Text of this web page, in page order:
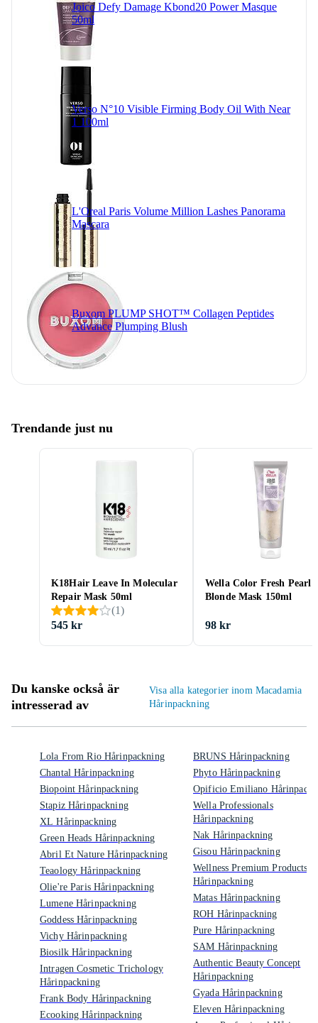
Joico Defy Damage Kbond20 Power Masque
50ml
Verso N°10 Visible Firming Body Oil With Near
1 100ml
L'Oreal Paris Volume Million Lashes Panorama
Mascara
Buxom PLUMP SHOT™ Collagen Peptides
Advance Plumping Blush
Trendande just nu
K18Hair Leave In Molecular
Repair Mask 50ml
(1)
545 kr
Wella Color Fresh Pearl
Blonde Mask 150ml
98 kr
Du kanske också är
intresserad av
Visa alla kategorier inom Macadamia
Hårinpackning
Lola From Rio Hårinpackning
Chantal Hårinpackning
Biopoint Hårinpackning
Stapiz Hårinpackning
XL Hårinpackning
Green Heads Hårinpackning
Abril Et Nature Hårinpackning
Teaology Hårinpackning
Olie're Paris Hårinpackning
Lumene Hårinpackning
Goddess Hårinpackning
Vichy Hårinpackning
Biosilk Hårinpackning
Intragen Cosmetic Trichology
Hårinpackning
Frank Body Hårinpackning
Ecooking Hårinpackning
BRUNS Hårinpackning
Phyto Hårinpackning
Opificio Emiliano
Wella Professionals
Hårinpackning
Nak Hårinpackning
Gisou Hårinpackning
Wellness Premium Products
Hårinpackning
Matas Hårinpackning
ROH Hårinpackning
Pure Hårinpackning
SAM Hårinpackning
Authentic Beauty Concept
Hårinpackning
Gyada Hårinpackning
Eleven Hårinpackning